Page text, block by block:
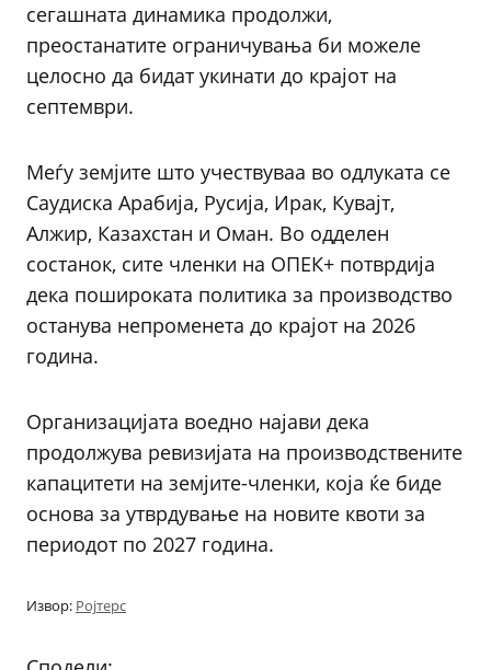
сегашната динамика продолжи,
преостанатите ограничувања би можеле
целосно да бидат укинати до крајот на
септември.
Меѓу земјите што учествуваа во одлуката се
Саудиска Арабија, Русија, Ирак, Кувајт,
Алжир, Казахстан и Оман. Во одделен
состанок, сите членки на ОПЕК+ потврдија
дека пошироката политика за производство
останува непроменета до крајот на 2026
година.
Организацијата воедно најави дека
продолжува ревизијата на производствените
капацитети на земјите-членки, која ќе биде
основа за утврдување на новите квоти за
периодот по 2027 година.
Извор: Ројтерс